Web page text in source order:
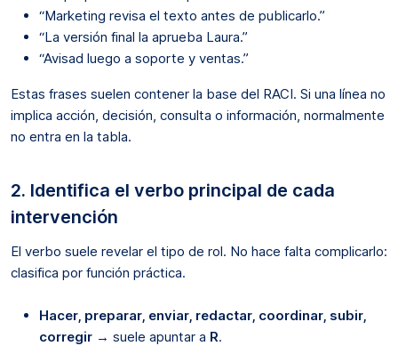
“Marketing revisa el texto antes de publicarlo.”
“La versión final la aprueba Laura.”
“Avisad luego a soporte y ventas.”
Estas frases suelen contener la base del RACI. Si una línea no
implica acción, decisión, consulta o información, normalmente
no entra en la tabla.
2. Identifica el verbo principal de cada
intervención
El verbo suele revelar el tipo de rol. No hace falta complicarlo:
clasifica por función práctica.
Hacer, preparar, enviar, redactar, coordinar, subir,
corregir → suele apuntar a R.